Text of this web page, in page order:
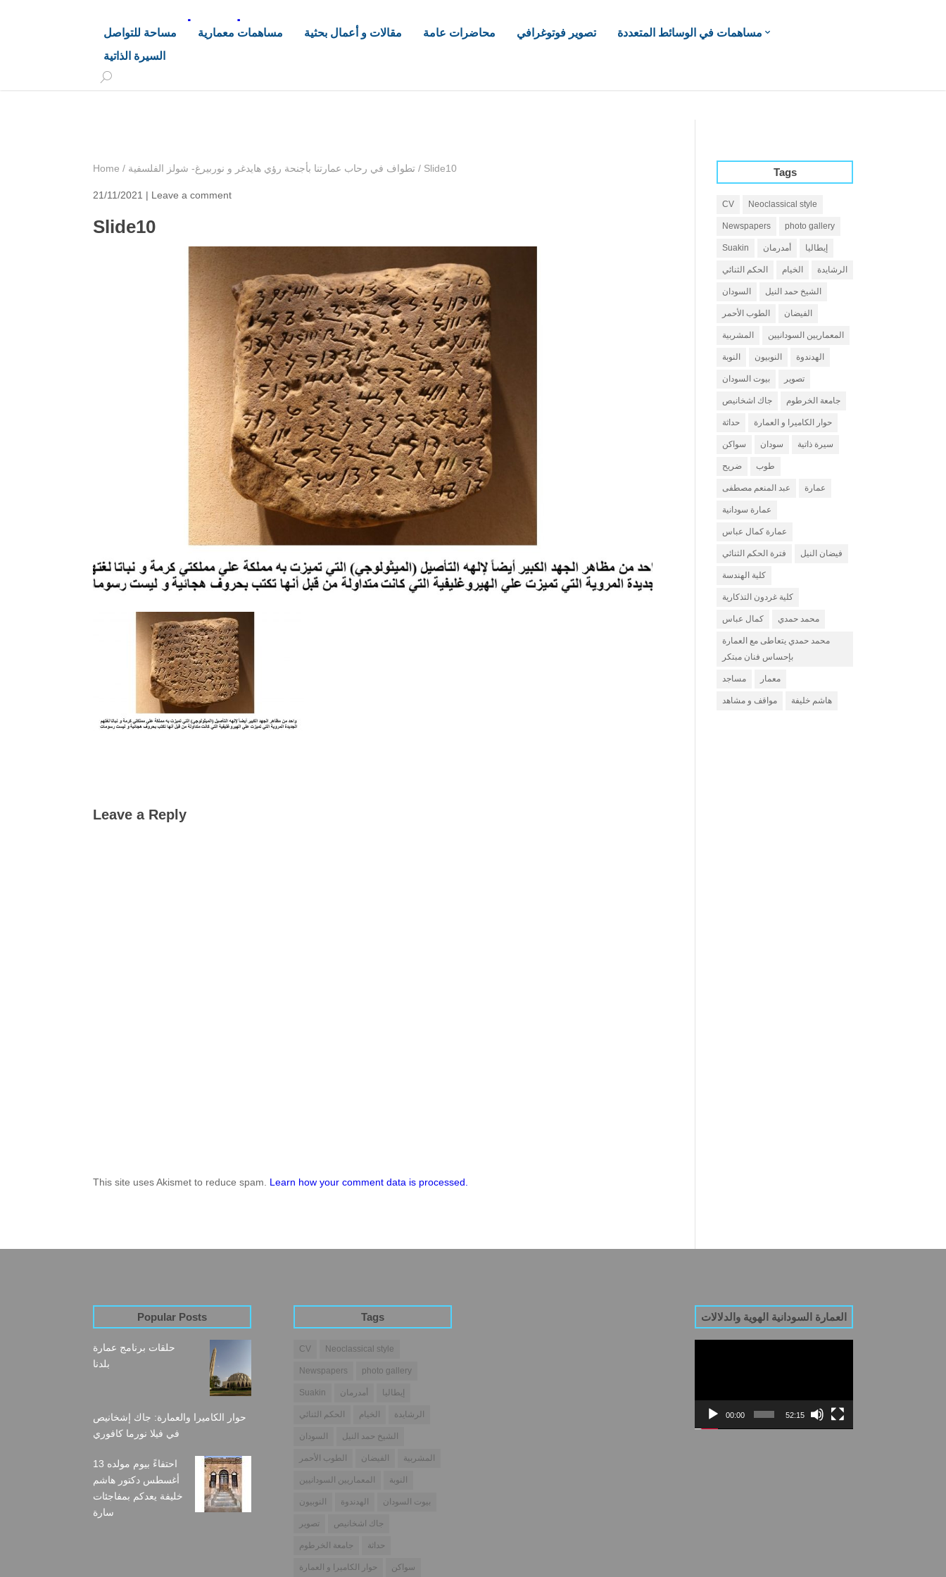
د. هاشم خليفة محجوب
مساحة للتواصل مساهمات معمارية مقالات و أعمال بحثية محاضرات عامة تصوير فوتوغرافي
مساهمات في الوسائط المتعددة
السيرة الذاتية
Home / تطواف في رحاب عمارتنا بأجنحة رؤي هايدغر و نوربيرغ- شولز الفلسفية / Slide10
21/11/2021 | Leave a comment
Slide10
Leave a Reply
This site uses Akismet to reduce spam. Learn how your comment data is processed.
Tags
CV Neoclassical style
Newspapers photo gallery
Suakin أمدرمان إيطاليا
الحكم الثنائي الخيام الرشايدة
السودان الشيخ حمد النيل
الطوب الأحمر الفيضان
المشربية المعماريين السودانيين
النوبة النوبيون الهدندوة
بيوت السودان تصوير
جاك اشخانيص جامعة الخرطوم
حداثة حوار الكاميرا و العمارة
سواكن سودان سيرة ذاتية
ضريح طوب
عبد المنعم مصطفى عمارة
عمارة سودانية
عمارة كمال عباس
فترة الحكم الثنائي فيضان النيل
كلية الهندسة
كلية غردون التذكارية
كمال عباس محمد حمدي
محمد حمدي يتعاطى مع العمارة
بإحساس فنان مبتكر
مساجد معمار
مواقف و مشاهد هاشم خليفة
Popular Posts
حلقات برنامج عمارة
بلدنا
حوار الكاميرا والعمارة: جاك إشخانيص
في فيلا نورما كافوري
احتفاءً بيوم مولده 13
أغسطس دكتور هاشم
خليفة يعدكم بمفاجئات
سارة
Tags
CV Neoclassical style
Newspapers photo gallery
Suakin أمدرمان إيطاليا
الحكم الثنائي الخيام الرشايدة
السودان الشيخ حمد النيل
الطوب الأحمر الفيضان المشربية
المعماريين السودانيين النوبة
النوبيون الهدندوة بيوت السودان
تصوير جاك اشخانيص
جامعة الخرطوم حداثة
حوار الكاميرا و العمارة سواكن
العمارة السودانية الهوية والدلالات
00:00 52:15